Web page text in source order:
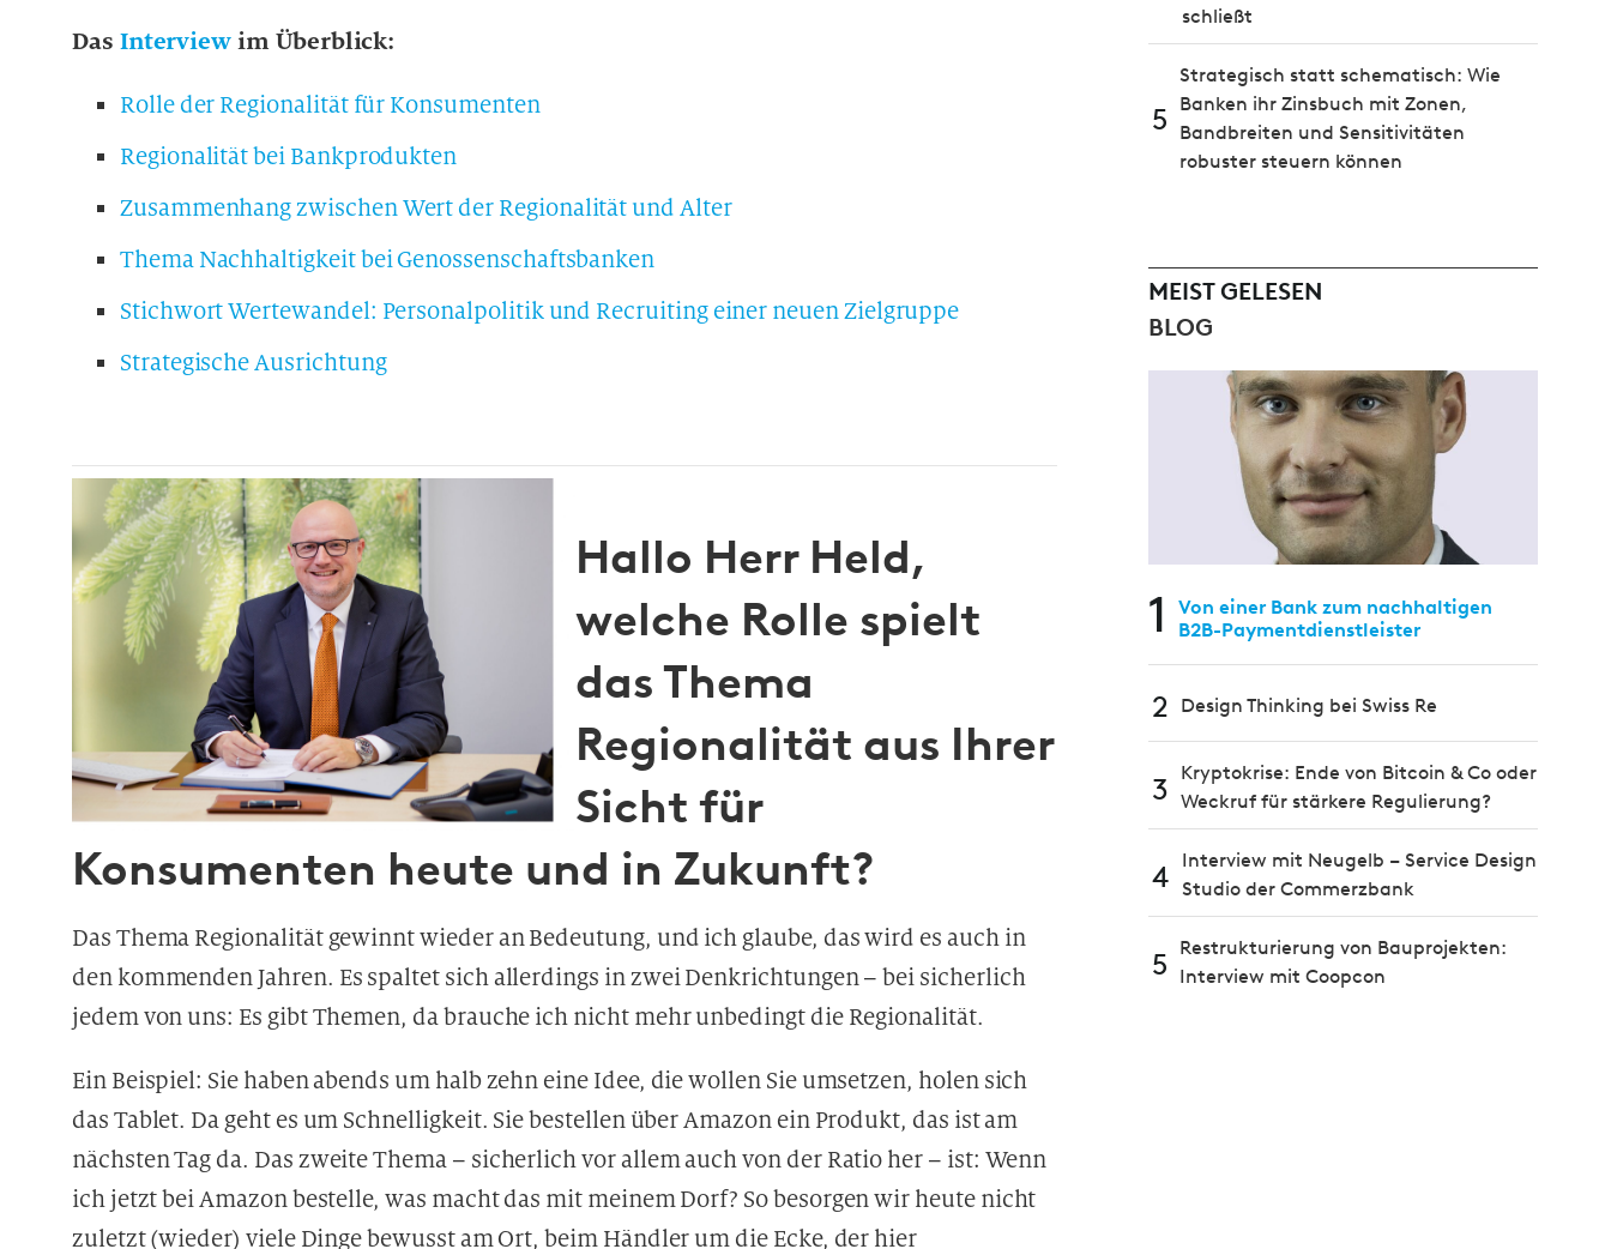
Das Interview im Überblick:
Rolle der Regionalität für Konsumenten
Regionalität bei Bankprodukten
Zusammenhang zwischen Wert der Regionalität und Alter
Thema Nachhaltigkeit bei Genossenschaftsbanken
Stichwort Wertewandel: Personalpolitik und Recruiting einer neuen Zielgruppe
Strategische Ausrichtung
Hallo Herr Held,
welche Rolle spielt
das Thema
Regionalität aus Ihrer
Sicht für
Konsumenten heute und in Zukunft?
Das Thema Regionalität gewinnt wieder an Bedeutung, und ich glaube, das wird es auch in
den kommenden Jahren. Es spaltet sich allerdings in zwei Denkrichtungen – bei sicherlich
jedem von uns: Es gibt Themen, da brauche ich nicht mehr unbedingt die Regionalität.
Ein Beispiel: Sie haben abends um halb zehn eine Idee, die wollen Sie umsetzen, holen sich
das Tablet. Da geht es um Schnelligkeit. Sie bestellen über Amazon ein Produkt, das ist am
nächsten Tag da. Das zweite Thema – sicherlich vor allem auch von der Ratio her – ist: Wenn
ich jetzt bei Amazon bestelle, was macht das mit meinem Dorf? So besorgen wir heute nicht
zuletzt (wieder) viele Dinge bewusst am Ort, beim Händler um die Ecke, der hier
schließt
5
Strategisch statt schematisch: Wie
Banken ihr Zinsbuch mit Zonen,
Bandbreiten und Sensitivitäten
robuster steuern können
MEIST GELESEN
BLOG
1
Von einer Bank zum nachhaltigen
B2B-Paymentdienstleister
2 Design Thinking bei Swiss Re
3
Kryptokrise: Ende von Bitcoin & Co oder
Weckruf für stärkere Regulierung?
4
Interview mit Neugelb – Service Design
Studio der Commerzbank
5
Restrukturierung von Bauprojekten:
Interview mit Coopcon